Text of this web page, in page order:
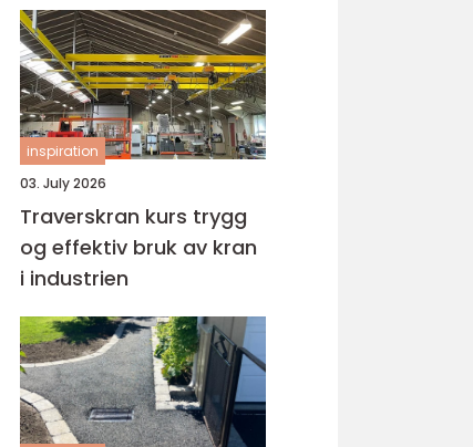
inspiration
03. July 2026
Traverskran kurs trygg
og effektiv bruk av kran
i industrien